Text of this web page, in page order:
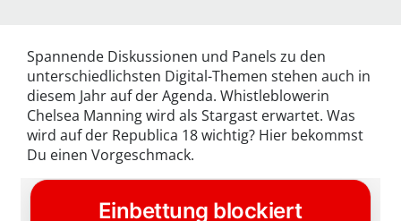
Spannende Diskussionen und Panels zu den
unterschiedlichsten Digital-Themen stehen auch in
diesem Jahr auf der Agenda. Whistleblowerin
Chelsea Manning wird als Stargast erwartet. Was
wird auf der Republica 18 wichtig? Hier bekommst
Du einen Vorgeschmack.